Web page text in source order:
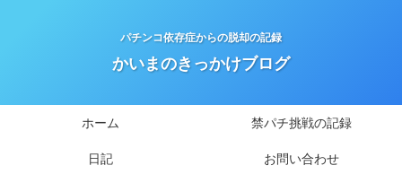
パチンコ依存症からの脱却の記録
かいまのきっかけブログ
ホーム 禁パチ挑戦の記録
日記 お問い合わせ